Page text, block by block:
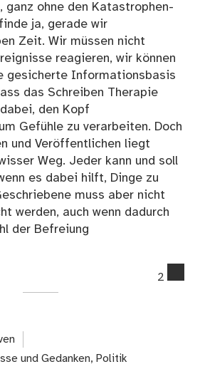
ganz ohne den Katastrophen-
ja, gerade wir
Zeit. Wir müssen nicht
reagieren, wir können
gesicherte Informationsbasis
das Schreiben Therapie
den Kopf
Gefühle zu verarbeiten. Doch
und Veröffentlichen liegt
Weg. Jeder kann und soll
es dabei hilft, Dinge zu
muss aber nicht
werden, auch wenn dadurch
der Befreiung
2
und Gedanken, Politik